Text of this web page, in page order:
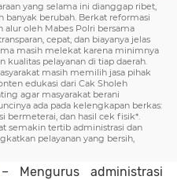
yang selama ini dianggap ribet,
banyak berubah. Berkat reformasi
alur oleh Mabes Polri bersama
cepat, dan biayanya jelas
masih melekat karena minimnya
kualitas pelayanan di tiap daerah.
masih memilih jasa pihak
edukasi dari Cak Sholeh
agar masyarakat berani
ada pada kelengkapan berkas:
bermeterai, dan hasil cek fisik*.
semakin tertib administrasi dan
pelayanan yang bersih,
Mengurus administrasi